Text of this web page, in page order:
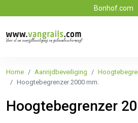
Bonhof.com
Home Aanrijdbeveiliging
Hoogtebegrenzer 2000 mm.
Hoogtebegrenzer